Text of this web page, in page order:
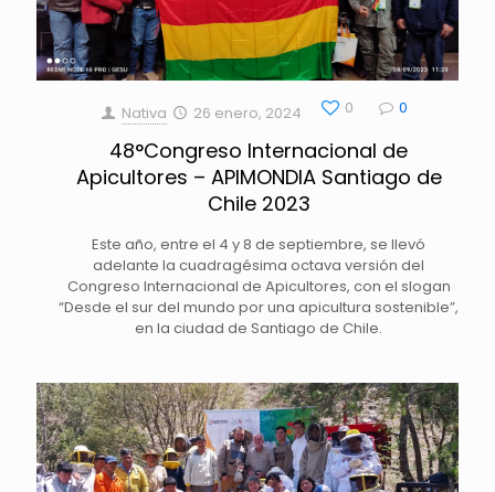
Nativa 26 enero, 2024 0 0
48°Congreso Internacional de
Apicultores – APIMONDIA Santiago de
Chile 2023
Este año, entre el 4 y 8 de septiembre, se llevó
adelante la cuadragésima octava versión del
Congreso Internacional de Apicultores, con el slogan
“Desde el sur del mundo por una apicultura sostenible”,
en la ciudad de Santiago de Chile.